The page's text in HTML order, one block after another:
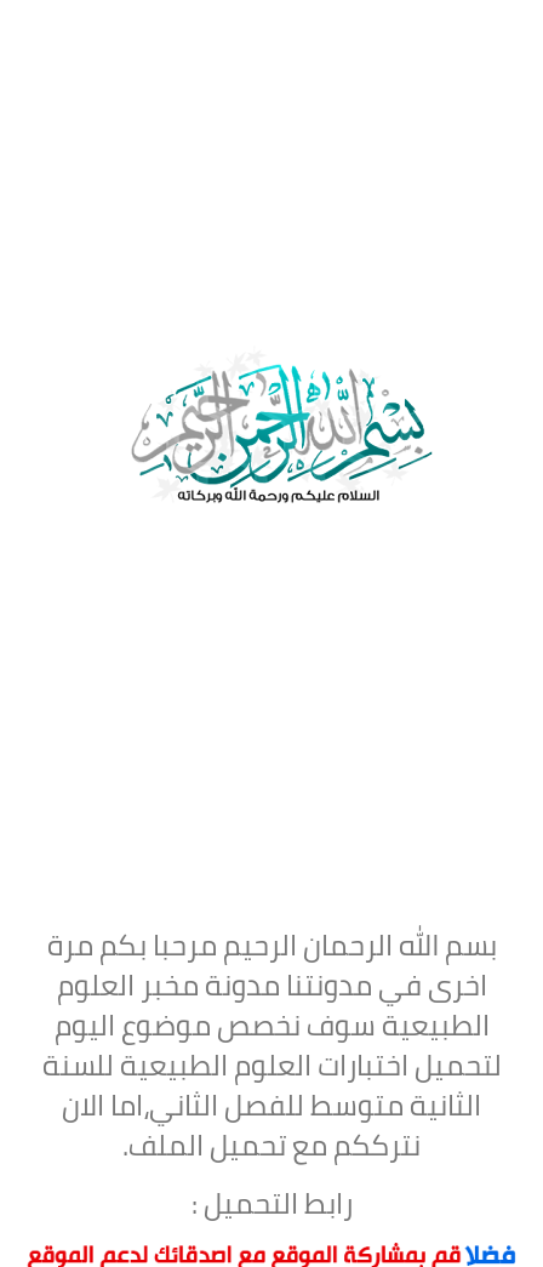
بسم الله الرحمان الرحيم مرحبا بكم مرة
اخرى في مدونتنا مدونة مخبر العلوم
الطبيعية سوف نخصص موضوع اليوم
لتحميلاختبارات العلوم الطبيعية للسنة
الثانية متوسط للفصل الثاني،اما الان
نترككم مع تحميل الملف.
رابط التحميل :